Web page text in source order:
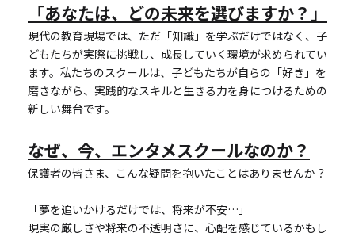
「あなたは、どの未来を選びますか？」
現代の教育現場では、ただ「知識」を学ぶだけではなく、子
どもたちが実際に挑戦し、成長していく環境が求められてい
ます。私たちのスクールは、子どもたちが自らの「好き」を
磨きながら、実践的なスキルと生きる力を身につけるための
新しい舞台です。
なぜ、今、エンタメスクールなのか？
保護者の皆さま、こんな疑問を抱いたことはありませんか？
「夢を追いかけるだけでは、将来が不安…」
現実の厳しさや将来の不透明さに、心配を感じているかもし